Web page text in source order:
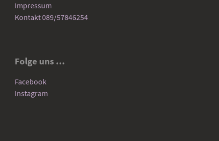
Impressum
Kontakt 089/57846254
Folge uns …
Facebook
Instagram